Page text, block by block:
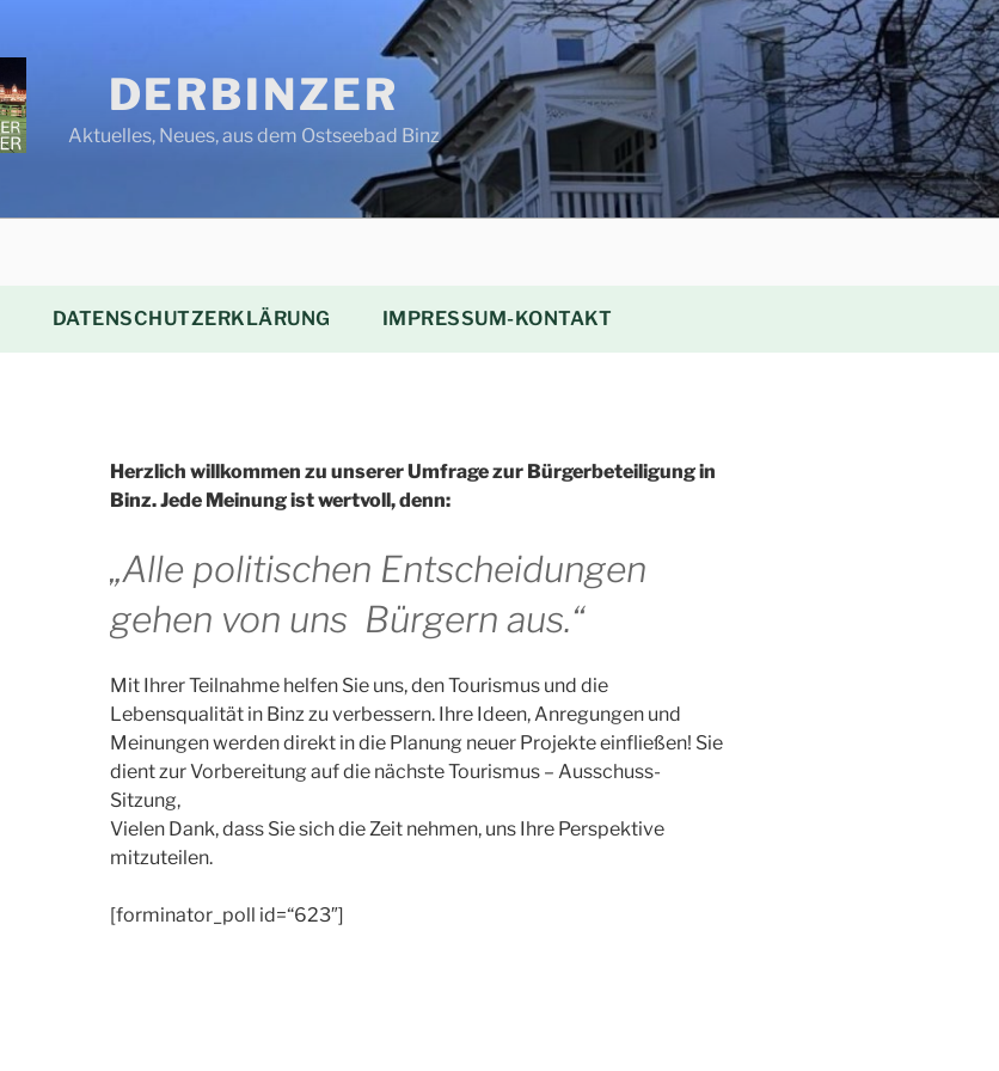
DERBINZER
Aktuelles, Neues, aus dem Ostseebad Binz
DATENSCHUTZERKLÄRUNG IMPRESSUM-KONTAKT
Herzlich willkommen zu unserer Umfrage zur Bürgerbeteiligung in
Binz. Jede Meinung ist wertvoll, denn:
„Alle politischen Entscheidungen
gehen von uns Bürgern aus.“
Mit Ihrer Teilnahme helfen Sie uns, den Tourismus und die
Lebensqualität in Binz zu verbessern. Ihre Ideen, Anregungen und
Meinungen werden direkt in die Planung neuer Projekte einfließen! Sie
dient zur Vorbereitung auf die nächste Tourismus – Ausschuss-
Sitzung,
Vielen Dank, dass Sie sich die Zeit nehmen, uns Ihre Perspektive
mitzuteilen.
[forminator_poll id=“623″]